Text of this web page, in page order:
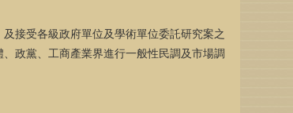
接受各級政府單位及學術單位委託研究案之
政黨、工商產業界進行一般性民調及市場調